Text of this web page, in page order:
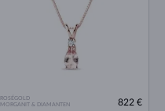
ROSÉGOLD
MORGANIT & DIAMANTEN
822 €